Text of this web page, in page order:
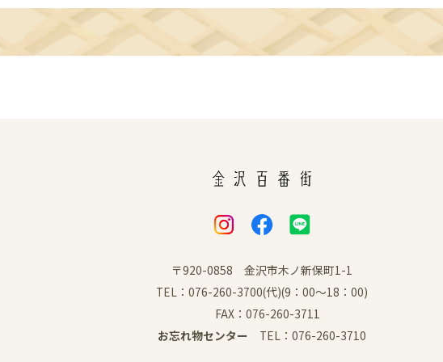
〒920-0858 金沢市木ノ新保町1-1
TEL：076-260-3700(代)(9：00～18：00)
FAX：076-260-3711
お忘れ物センター TEL：076-260-3710